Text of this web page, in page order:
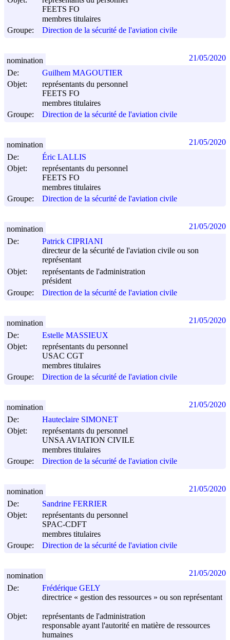
FEETS FO
membres titulaires
Groupe:
Direction de la sécurité de l'aviation civile
De:
Guilhem MAGOUTIER
Objet:
représentants du personnel
FEETS FO
membres titulaires
Groupe:
Direction de la sécurité de l'aviation civile
nomination 21/05/2020
De:
Éric LALLIS
Objet:
représentants du personnel
FEETS FO
membres titulaires
Groupe:
Direction de la sécurité de l'aviation civile
nomination 21/05/2020
De:
Patrick CIPRIANI
directeur de la sécurité de l'aviation civile ou son
représentant
Objet:
représentants de l'administration
président
Groupe:
Direction de la sécurité de l'aviation civile
nomination 21/05/2020
De:
Estelle MASSIEUX
Objet:
représentants du personnel
USAC CGT
membres titulaires
Groupe:
Direction de la sécurité de l'aviation civile
nomination 21/05/2020
De:
Hauteclaire SIMONET
Objet:
représentants du personnel
UNSA AVIATION CIVILE
membres titulaires
Groupe:
Direction de la sécurité de l'aviation civile
nomination 21/05/2020
De:
Sandrine FERRIER
Objet:
représentants du personnel
SPAC-CDFT
membres titulaires
Groupe:
Direction de la sécurité de l'aviation civile
nomination 21/05/2020
De:
Frédérique GELY
directrice « gestion des ressources » ou son représentant
Objet:
représentants de l'administration
responsable ayant l'autorité en matière de ressources
humaines
nomination 21/05/2020